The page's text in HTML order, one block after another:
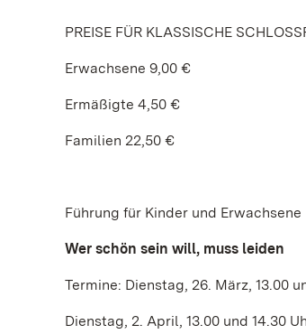
PREISE FÜR KLASSISCHE
Erwachsene 9,00 €
Ermäßigte 4,50 €
Familien 22,50 €
Führung für Kinder und Erwachsene
Wer schön sein will, muss leiden
Termine: Dienstag, 26. März, 13.00
Dienstag, 2. April, 13.00 und 14.30